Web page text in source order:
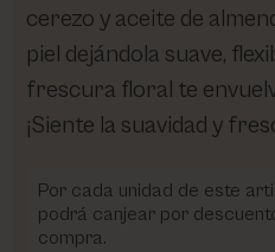
cerezo y aceite de
piel dejándola suave,
frescura floral te
¡Siente la suavidad y
Por cada unidad de este
podrá canjear por
compra.